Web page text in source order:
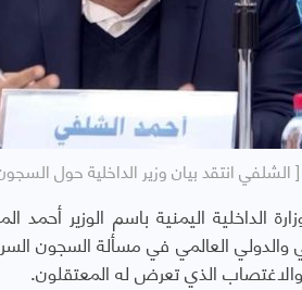
[ الشلفي انتقد بيان وزير الداخلية حول
الداخلية اليمنية باسم الوزير
والدولي العالمي في مسألة السجون
الذي تعرض له المعتقلون.